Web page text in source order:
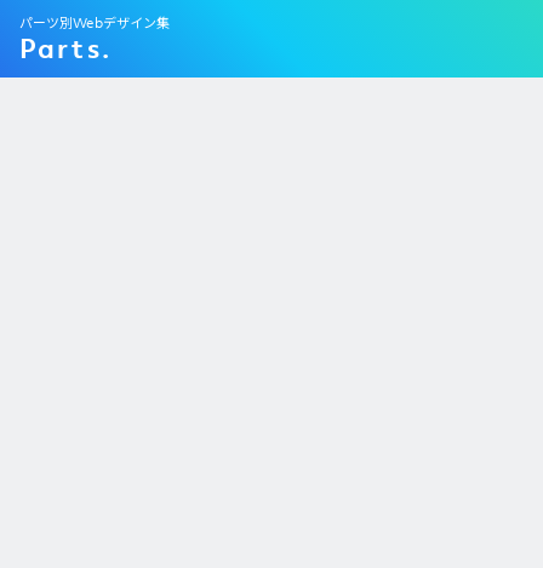
Parts.
パーツ別Webデザイン集